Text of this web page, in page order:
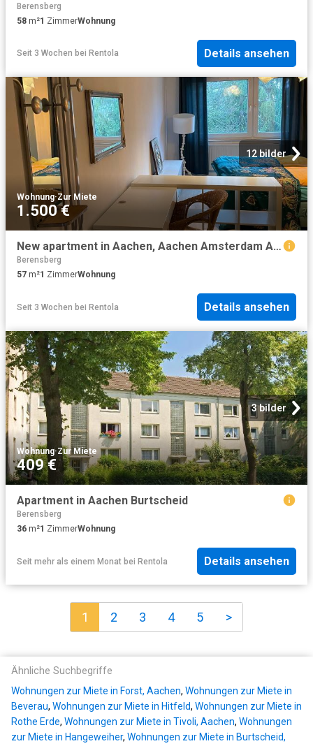
Berensberg
58 m²1 ZimmerWohnung
Seit 3 Wochen bei Rentola Details ansehen
12 bilder
Wohnung·Zur Miete
1.500 €
New apartment in Aachen, Aachen Amsterdam Apartments for Rent
Berensberg
57 m²1 ZimmerWohnung
Seit 3 Wochen bei Rentola Details ansehen
3 bilder
Wohnung·Zur Miete
409 €
Apartment in Aachen Burtscheid
Berensberg
36 m²1 ZimmerWohnung
Seit mehr als einem Monat bei Rentola Details ansehen
1 2 3 4 5 >
Ähnliche Suchbegriffe
Wohnungen zur Miete in Forst, Aachen, Wohnungen zur Miete in
Beverau, Wohnungen zur Miete in Hitfeld, Wohnungen zur Miete in
Rothe Erde, Wohnungen zur Miete in Tivoli, Aachen, Wohnungen
zur Miete in Hangeweiher, Wohnungen zur Miete in Burtscheid,